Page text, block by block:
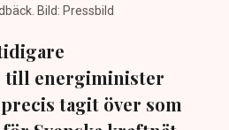
Bild: Pressbild
till energiminister
tagit över som